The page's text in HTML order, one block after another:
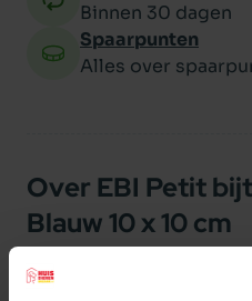
Binnen 30 dagen
Spaarpunten
Alles over
Over EBI Petit
Blauw 10 x 10 cm
EBI Petit bijtspeeltje Lola